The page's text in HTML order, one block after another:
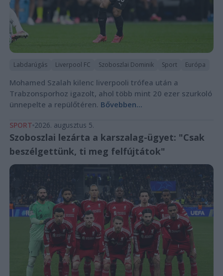
Labdarúgás Liverpool FC Szoboszlai Dominik Sport Európa
Mohamed Szalah kilenc liverpooli trófea után a
Trabzonsporhoz igazolt, ahol több mint 20 ezer szurkoló
ünnepelte a repülőtéren. Bővebben...
SPORT 2026. augusztus 5.
Szoboszlai lezárta a karszalag-ügyet: "Csak
beszélgettünk, ti meg felfújtátok"